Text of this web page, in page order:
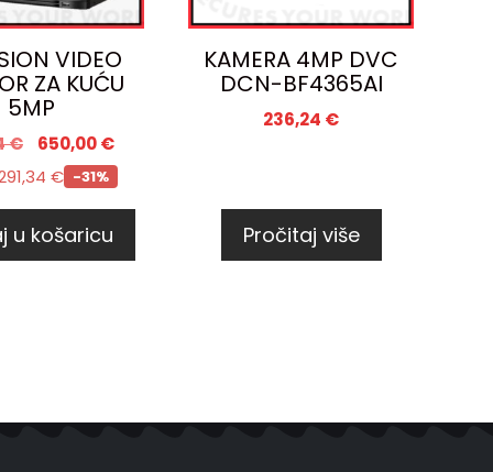
VIDEO
ZA KUĆU
5MP
€ 650,00€
€ -31%
u košaricu
KAMERA 4MP DVC
DCN-BF4365AI
236,24 €
Pročitaj više